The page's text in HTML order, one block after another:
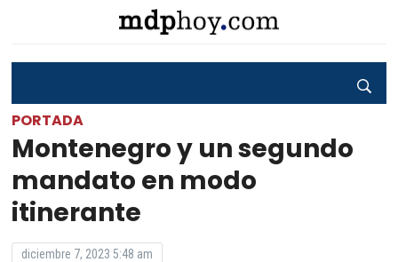
PORTADA
Montenegro y un segundo
mandato en modo
itinerante
diciembre 7, 2023 5:48 am